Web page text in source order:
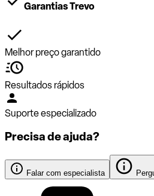
Garantias Trevo
Melhor preço garantido
Resultados rápidos
Suporte especializado
Precisa de ajuda?
Falar com especialista